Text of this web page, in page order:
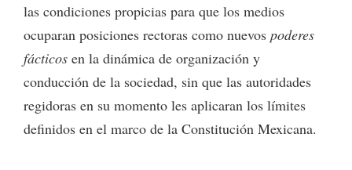
las condiciones propicias para que los medios
ocuparan posiciones rectoras como nuevos poderes
fácticos en la dinámica de organización y
conducción de la sociedad, sin que las autoridades
regidoras en su momento les aplicaran los límites
definidos en el marco de la Constitución Mexicana.